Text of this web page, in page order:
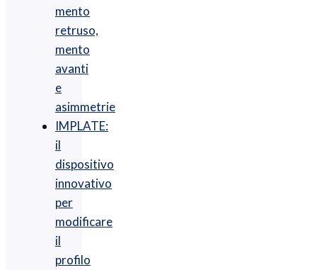
mento
retruso,
mento
avanti
e
asimmetrie
IMPLATE:
il
dispositivo
innovativo
per
modificare
il
profilo